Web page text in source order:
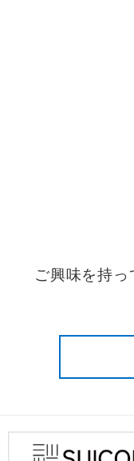
ご興味を持